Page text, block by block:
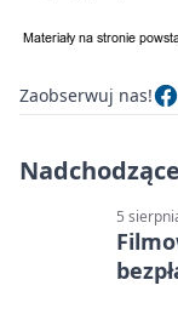
Zaobserwuj nas!
5